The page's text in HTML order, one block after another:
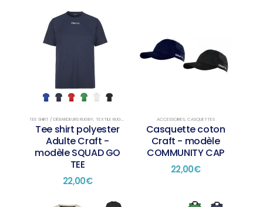
TEE SHIRT / DÉBARDEURS RUGBY, TEXTILE RUGBY TEXTILE RUGBY TRAINING
Tee shirt polyester
Adulte Craft -
modèle SQUAD GO
TEE
22,00€
ACCESSOIRES, CASQUETTES
Casquette coton
Craft - modèle
COMMUNITY CAP
22,00€